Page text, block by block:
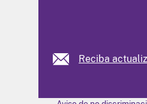
Reciba